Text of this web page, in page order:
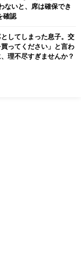
ないと、席は確保でき
確認
してしまった息子。交
ってください」と言わ
理不尽すぎませんか？